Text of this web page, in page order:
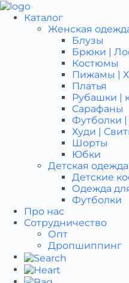
Перейти
Каталог
Женская
Блузы
Брюки |
Костюмы
Пижамы |
Платья
Рубашки |
Сарафаны
Футболки
Худи |
Шорты
Юбки
Детская одежда
Детcкие
Одежда
Футболки
Про нас
Сотрудничество
Опт
Дропшиппинг